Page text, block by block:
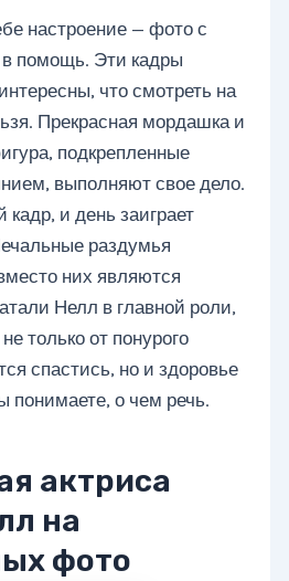
настроение — фото с
помощь. Эти кадры
что смотреть на
Прекрасная мордашка и
подкрепленные
выполняют свое дело.
и день заиграет
раздумья
них являются
Нелл в главной роли,
только от понурого
спастись, но и здоровье
понимаете, о чем речь.
актриса
на
фото